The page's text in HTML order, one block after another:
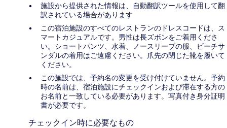
施設から提供された情報は、自動翻訳ツールを使用して翻
訳されている場合があります
この宿泊施設のすべてのレストランのドレスコードは、ス
マートカジュアルです。男性は長ズボンをご着用くださ
い。ショートパンツ、水着、ノースリーブの服、ビーチサ
ンダルの着用はご遠慮ください。爪先の閉じた靴を履いて
ください。
この施設では、予約名の変更を受け付けていません。予約
時の名前は、宿泊施設にチェックインおよび滞在する方の
お名前と一致している必要があります。写真付き身分証明
書が必要です。
チェックイン時に必要なもの